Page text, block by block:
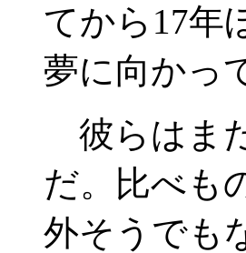
てから17年
夢に向かっ
彼らはま
だ。比べも
外そうでも